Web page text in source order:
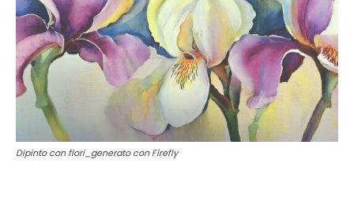
Dipinto con fiori_generato con Firefly